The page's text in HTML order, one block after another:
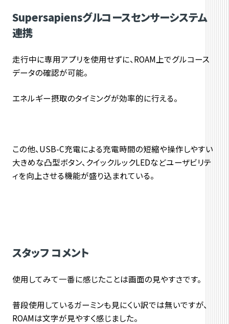
Supersapiensグルコースセンサーシステム
連携
走行中に専用アプリを使用せずに、ROAM上でグルコース
データの確認が可能。
エネルギー摂取のタイミングが効率的に行える。
この他、USB-C充電による充電時間の短縮や操作しやすい
大きめな凸型ボタン、クイックルックLEDなどユーザビリテ
ィを向上させる機能が盛り込まれている。
スタッフ コメント
使用してみて一番に感じたことは画面の見やすさです。
普段使用しているガーミンも見にくい訳では無いですが、
ROAMは文字が見やすく感じました。